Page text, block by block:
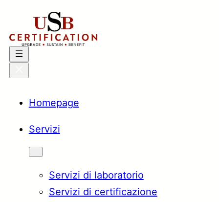
contenuto
Homepage
Servizi
Servizi di laboratorio
Servizi di certificazione